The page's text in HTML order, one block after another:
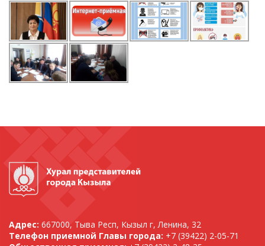
Адрес: 667000, Тыва Респ, Кызыл г, Ленина, 32
Телефон приемной Главы города: +7 (39422) 2-05-71